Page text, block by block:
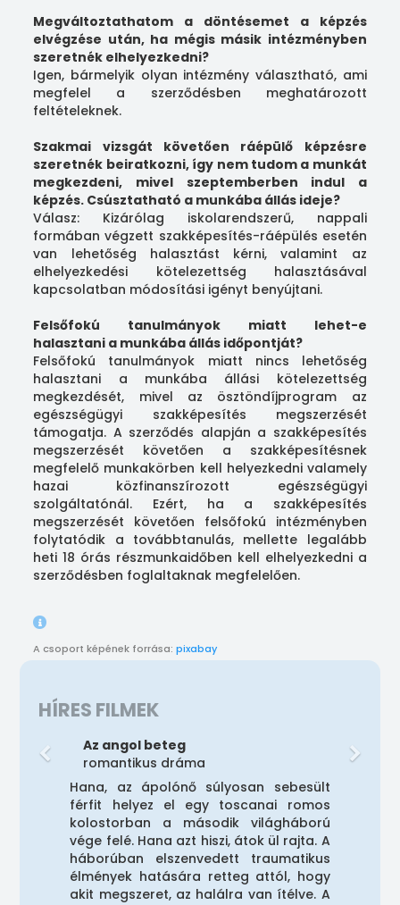
Megváltoztathatom a döntésemet a képzés
elvégzése után, ha mégis másik intézményben
szeretnék elhelyezkedni?
Igen, bármelyik olyan intézmény választható, ami
megfelel a szerződésben meghatározott
feltételeknek.
Szakmai vizsgát követően ráépülő képzésre
szeretnék beiratkozni, így nem tudom a munkát
megkezdeni, mivel szeptemberben indul a
képzés. Csúsztatható a munkába állás ideje?
Válasz: Kizárólag iskolarendszerű, nappali
formában végzett szakképesítés-ráépülés esetén
van lehetőség halasztást kérni, valamint az
elhelyezkedési kötelezettség halasztásával
kapcsolatban módosítási igényt benyújtani.
Felsőfokú tanulmányok miatt lehet-e
halasztani a munkába állás időpontját?
Felsőfokú tanulmányok miatt nincs lehetőség
halasztani a munkába állási kötelezettség
megkezdését, mivel az ösztöndíjprogram az
egészségügyi szakképesítés megszerzését
támogatja. A szerződés alapján a szakképesítés
megszerzését követően a szakképesítésnek
megfelelő munkakörben kell helyezkedni valamely
hazai közfinanszírozott egészségügyi
szolgáltatónál. Ezért, ha a szakképesítés
megszerzését követően felsőfokú intézményben
folytatódik a továbbtanulás, mellette legalább
heti 18 órás részmunkaidőben kell elhelyezkedni a
szerződésben foglaltaknak megfelelően.
A csoport képének forrása:pixabay
HÍRES FILMEK
Az angol beteg
romantikus dráma
Hana, az ápolónő súlyosan sebesült
férfit helyez el egy toscanai romos
kolostorban a második világháború
vége felé. Hana azt hiszi, átok ül rajta. A
háborúban elszenvedett traumatikus
élmények hatására retteg attól, hogy
akit megszeret, az halálra van ítélve. A